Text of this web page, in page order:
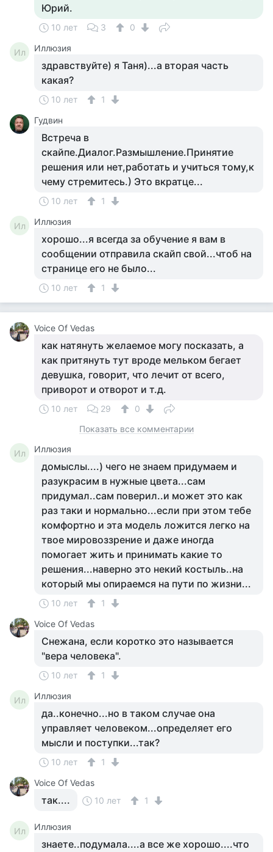
Юрий.
10 лет 3 0
Ил Иллюзия
здравствуйте) я Таня)...а вторая часть
какая?
10 лет
1
Гудвин
Встреча в
скайпе.Диалог.Размышление.Принятие
решения или нет,работать и учиться тому,к
чему стремитесь.) Это вкратце...
10 лет 1
Ил Иллюзия
хорошо...я всегда за обучение я вам в
сообщении отправила скайп свой...чтоб на
странице его не было...
10 лет 1
Voice Of Vedas
как натянуть желаемое могу посказать, а
как притянуть тут вроде мельком бегает
девушка, говорит, что лечит от всего,
приворот и отворот и т.д.
10 лет 29
0
Показать все комментарии
Ил Иллюзия
домыслы....) чего не знаем придумаем и
разукрасим в нужные цвета...сам
придумал..сам поверил..и может это как
раз таки и нормально...если при этом тебе
комфортно и эта модель ложится легко на
твое мировоззрение и даже иногда
помогает жить и принимать какие то
решения...наверно это некий костыль..на
который мы опираемся на пути по жизни...
10 лет
1
Voice Of Vedas
Снежана, если коротко это называется
"вера человека".
10 лет 1
Ил Иллюзия
да..конечно...но в таком случае она
управляет человеком...определяет его
мысли и поступки...так?
10 лет
1
Voice Of Vedas
так.... 10 лет 1
Ил Иллюзия
знаете..подумала....а все же хорошо....что